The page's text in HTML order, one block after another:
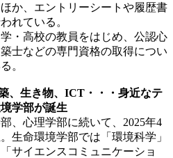
か、エントリーシートや履歴書
れている。
・高校の教員をはじめ、公認心
士などの専門資格の取得につい
。
、生き物、 ICT ・・・身近なテ
学部が誕生
、心理学部に続いて、2025年4
生命環境学部では「環境科学」
サイエンスコミュニケーショ